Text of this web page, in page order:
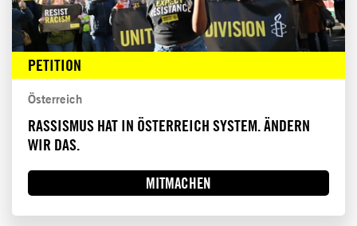
PETITION
Österreich
RASSISMUS HAT IN ÖSTERREICH SYSTEM. ÄNDERN
WIR DAS.
MITMACHEN